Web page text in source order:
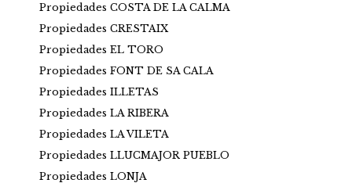
Propiedades COSTA DE LA CALMA
Propiedades CRESTAIX
Propiedades EL TORO
Propiedades FONT DE SA CALA
Propiedades ILLETAS
Propiedades LA RIBERA
Propiedades LA VILETA
Propiedades LLUCMAJOR PUEBLO
Propiedades LONJA